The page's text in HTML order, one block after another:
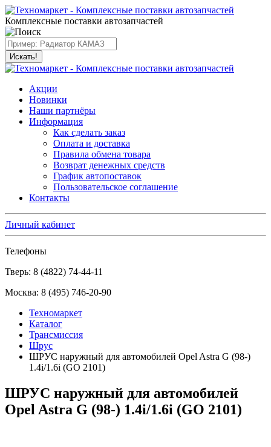
Комплексные поставки автозапчастей
Искать!
Акции
Новинки
Наши партнёры
Информация
Как сделать заказ
Оплата и доставка
Правила обмена товара
Возврат денежных средств
График автопоставок
Пользовательское соглашение
Контакты
Личный кабинет
Телефоны
Тверь: 8 (4822) 74-44-11
Москва: 8 (495) 746-20-90
Техномаркет
Каталог
Трансмиссия
Шрус
ШРУС наружный для автомобилей Opel Astra G (98-)
1.4i/1.6i (GO 2101)
ШРУС наружный для автомобилей
Opel Astra G (98-) 1.4i/1.6i (GO 2101)